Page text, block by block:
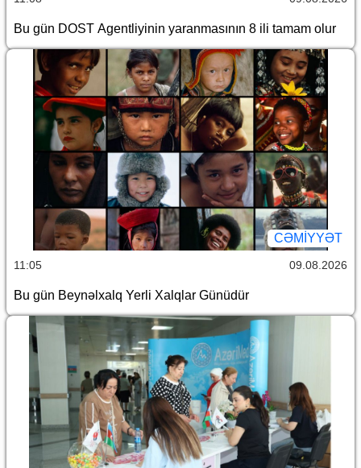
Bu gün DOST Agentliyinin yaranmasının 8 ili tamam olur
CƏMİYYƏT
11:05 09.08.2026
Bu gün Beynəlxalq Yerli Xalqlar Günüdür